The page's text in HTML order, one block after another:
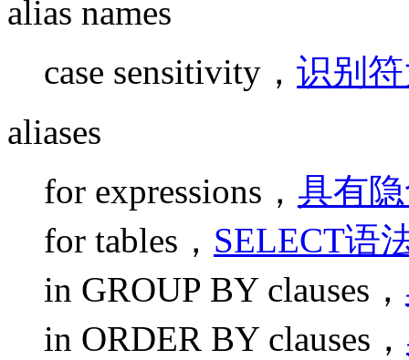
alias names
case sensitivity， 识别
aliases
for expressions， 具有
for tables， SELECT语
in GROUP BY clauses，
in ORDER BY clauses，